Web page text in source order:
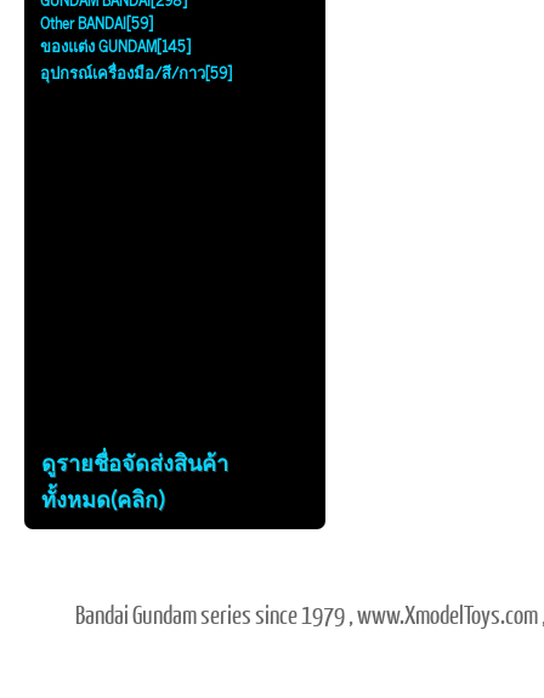
Other BANDAI[59]
ของแต่ง GUNDAM[145]
อุปกรณ์เครื่องมือ/สี/กาว[59]
ดูรายชื่อจัดส่งสินค้า
ทั้งหมด(คลิก)
Bandai Gundam series since 1979 ,